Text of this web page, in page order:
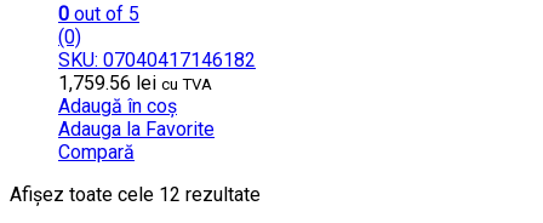
0 out of 5
(0)
SKU: 07040417146182
1,759.56 lei cu TVA
Adaugă în coș
Adauga la Favorite
Compară
Afișez toate cele 12 rezultate